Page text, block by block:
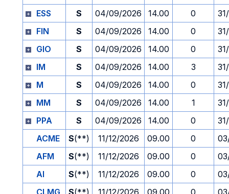
ESS
S 04/09/2026 14.00 0
FIN
S 04/09/2026 14.00 0
GIO
S 04/09/2026 14.00 0
IM
S 04/09/2026 14.00 3
M
S 04/09/2026 14.00 0
MM
S 04/09/2026 14.00 1
PPA
S 04/09/2026 14.00 0
ACME
S(**) 11/12/2026 09.00 0
AFM
S(**) 11/12/2026 09.00 0
AI
S(**) 11/12/2026 09.00 0
CLMG
S(**) 11/12/2026 09.00 0